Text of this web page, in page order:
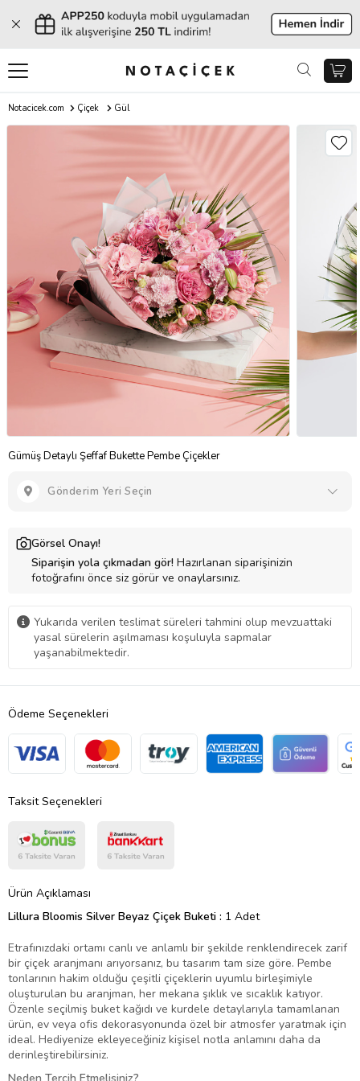
Notacicek.com Çiçek Gül
Gümüş Detaylı Şeffaf Bukette Pembe Çiçekler
Gönderim Yeri Seçin
Görsel Onayı!
Siparişin yola çıkmadan gör! Hazırlanan siparişinizin
fotoğrafını önce siz görür ve onaylarsınız.
Yukarıda verilen teslimat süreleri tahmini olup mevzuattaki
yasal sürelerin aşılmaması koşuluyla sapmalar
yaşanabilmektedir.
Ödeme Seçenekleri
Taksit Seçenekleri
Ürün Açıklaması
Lillura Bloomis Silver Beyaz Çiçek Buketi : 1 Adet
Etrafınızdaki ortamı canlı ve anlamlı bir şekilde renklendirecek zarif
bir çiçek aranjmanı arıyorsanız, bu tasarım tam size göre. Pembe
tonlarının hakim olduğu çeşitli çiçeklerin uyumlu birleşimiyle
oluşturulan bu aranjman, her mekana şıklık ve sıcaklık katıyor.
Özenle seçilmiş buket kağıdı ve kurdele detaylarıyla tamamlanan
ürün, ev veya ofis dekorasyonunda özel bir atmosfer yaratmak için
ideal. Hediyenize ekleyeceğiniz kişisel notla anlamını daha da
derinleştirebilirsiniz.